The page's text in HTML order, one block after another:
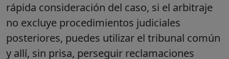
rápida consideración del caso, si el arbitraje
no excluye procedimientos judiciales
posteriores, puedes utilizar el tribunal común
y allí, sin prisa, perseguir reclamaciones